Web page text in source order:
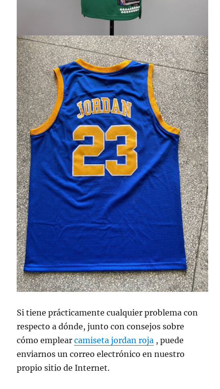
Si tiene prácticamente cualquier problema con
respecto a dónde, junto con consejos sobre
cómo emplearcamiseta jordan roja , puede
enviarnos un correo electrónico en nuestro
propio sitio de Internet.